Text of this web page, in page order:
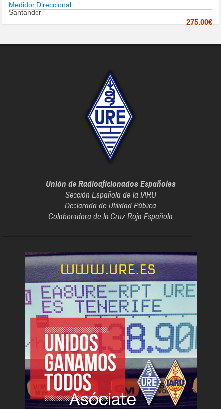
Medidor Direccional
Santander
275.00€
Unión de Radioaficionados Españoles
Sección Española de la IARU
Declarada de Utilidad Pública
Colaboradora de la Cruz Roja Española